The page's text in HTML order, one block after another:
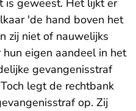
geweest. Het lijkt er
'de hand boven het
zij niet of nauwelijks
eigen aandeel in het
gevangenisstraf
legt de rechtbank
op. Zij